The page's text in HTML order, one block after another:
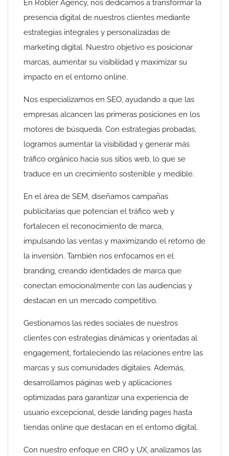
En Robler Agency, nos dedicamos a transformar la
presencia digital de nuestros clientes mediante
estrategias integrales y personalizadas de
marketing digital. Nuestro objetivo es posicionar
marcas, aumentar su visibilidad y maximizar su
impacto en el entorno online.
Nos especializamos en SEO, ayudando a que las
empresas alcancen las primeras posiciones en los
motores de búsqueda. Con estrategias probadas,
logramos aumentar la visibilidad y generar más
tráfico orgánico hacia sus sitios web, lo que se
traduce en un crecimiento sostenible y medible.
En el área de SEM, diseñamos campañas
publicitarias que potencian el tráfico web y
fortalecen el reconocimiento de marca,
impulsando las ventas y maximizando el retorno de
la inversión. También nos enfocamos en el
branding, creando identidades de marca que
conectan emocionalmente con las audiencias y
destacan en un mercado competitivo.
Gestionamos las redes sociales de nuestros
clientes con estrategias dinámicas y orientadas al
engagement, fortaleciendo las relaciones entre las
marcas y sus comunidades digitales. Además,
desarrollamos páginas web y aplicaciones
optimizadas para garantizar una experiencia de
usuario excepcional, desde landing pages hasta
tiendas online que destacan en el entorno digital.
Con nuestro enfoque en CRO y UX, analizamos las